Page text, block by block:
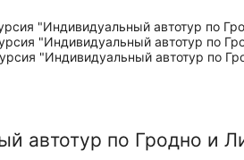
автотур по Гродно и